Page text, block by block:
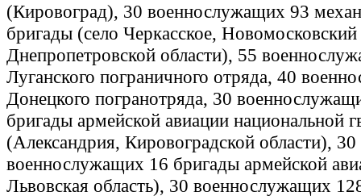
(Кировоград), 30 военнослужащих 93
бригады (село Черкасское,
Днепропетровской области), 55
Луганского пограничного отряда, 40
Донецкого погранотряда, 30
бригады армейской авиации национальной
(Александрия, Кировоградской области), 30
военнослужащих 16 бригады армейской
Львовская область), 30 военнослужащих